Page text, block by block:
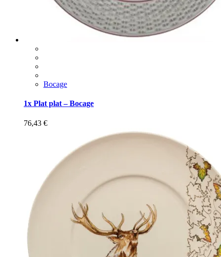
Bocage
1x Plat plat – Bocage
76,43 €